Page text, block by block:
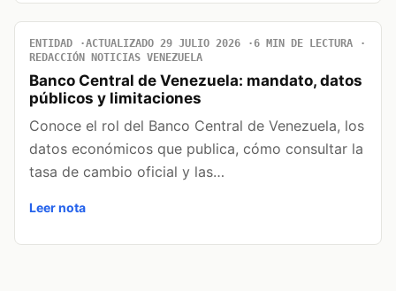
ENTIDAD ACTUALIZADO 29 JULIO 2026
6 MIN DE LECTURA
REDACCIÓN NOTICIAS VENEZUELA
Banco Central de Venezuela: mandato, datos
públicos y limitaciones
Conoce el rol del Banco Central de Venezuela, los
datos económicos que publica, cómo consultar la
tasa de cambio oficial y las…
Leer nota